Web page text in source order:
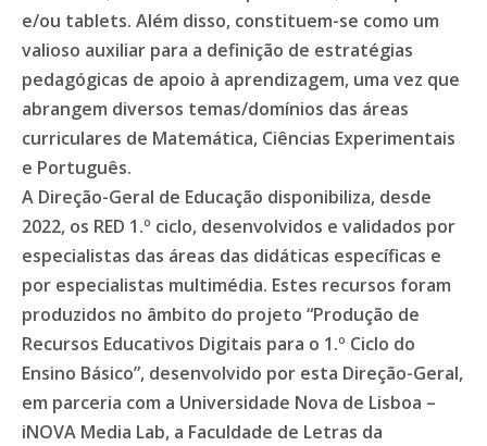
e/ou tablets. Além disso, constituem-se como um
valioso auxiliar para a definição de estratégias
pedagógicas de apoio à aprendizagem, uma vez que
abrangem diversos temas/domínios das áreas
curriculares de Matemática, Ciências Experimentais
e Português.
A Direção-Geral de Educação disponibiliza, desde
2022, os RED 1.º ciclo, desenvolvidos e validados por
especialistas das áreas das didáticas específicas e
por especialistas multimédia. Estes recursos foram
produzidos no âmbito do projeto “Produção de
Recursos Educativos Digitais para o 1.º Ciclo do
Ensino Básico”, desenvolvido por esta Direção-Geral,
em parceria com a Universidade Nova de Lisboa –
iNOVA Media Lab, a Faculdade de Letras da